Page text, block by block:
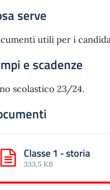
serve
utili per i
e scadenze
scolastico 23/24.
Scarica: Classe 1 - storia
Classe 1 - storia
333,5 KB